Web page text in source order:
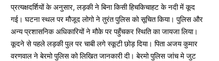
प्रत्यक्षदर्शियों के अनुसार, लड़की ने बिना किसी हिचकिचाहट के नदी में कूद
गई। घटना स्थल पर मौजूद लोगो ने तुरंत पुलिस को सूचित किया। पुलिस और
अन्य प्रशासनिक अधिकारियों ने मौके पर पहुँचकर स्थिति का जायजा लिया।
कूदने से पहले लड़की पुल पर चाबी लगे स्कूटी छोड़ दिया। पिता अजय कुमार
वरणवाल ने बेरमो पुलिस को लिखित जानकारी दी। बेरमो पुलिस जांच मे जुट